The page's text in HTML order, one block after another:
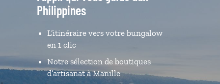
Philippines
L’itinéraire vers votre bungalow
en 1 clic
Notre sélection de boutiques
d’artisanat à Manille